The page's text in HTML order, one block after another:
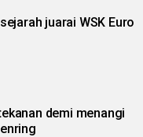
juarai WSK Euro
demi menangi